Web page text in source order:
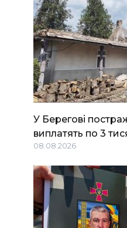
У Берегові
виплатять по 3
08.08.2026